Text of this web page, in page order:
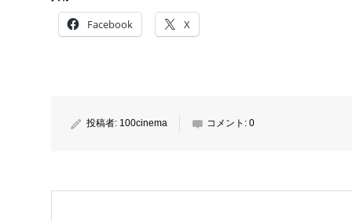
Facebook X
投稿者: 100cinema コメント: 0